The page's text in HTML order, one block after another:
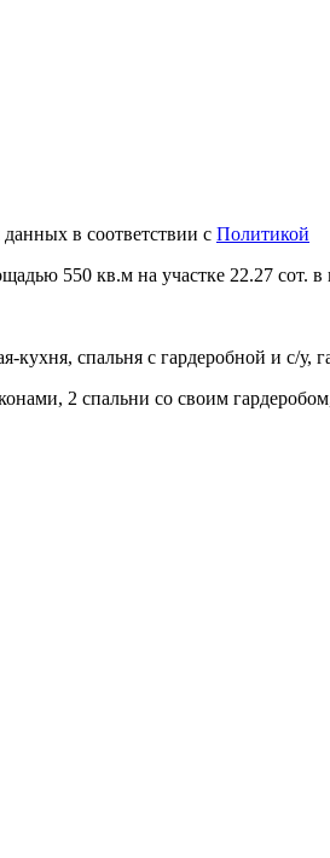
в соответствии с Политикой
550 кв.м на участке 22.27 сот. в
кухня, спальня с гардеробной и с/
2 спальни со своим